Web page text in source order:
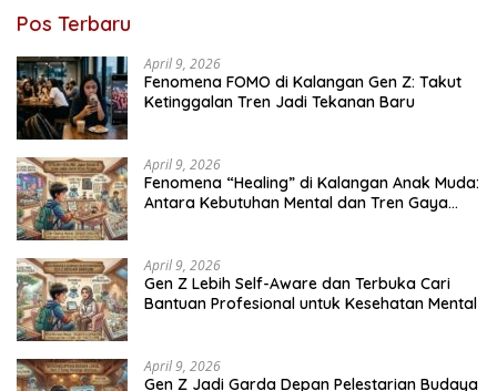
Pos Terbaru
April 9, 2026
Fenomena FOMO di Kalangan Gen Z: Takut
Ketinggalan Tren Jadi Tekanan Baru
April 9, 2026
Fenomena “Healing” di Kalangan Anak Muda:
Antara Kebutuhan Mental dan Tren Gaya
April 9, 2026
Gen Z Lebih Self-Aware dan Terbuka Cari
Bantuan Profesional untuk Kesehatan Mental
April 9, 2026
Gen Z Jadi Garda Depan Pelestarian Budaya